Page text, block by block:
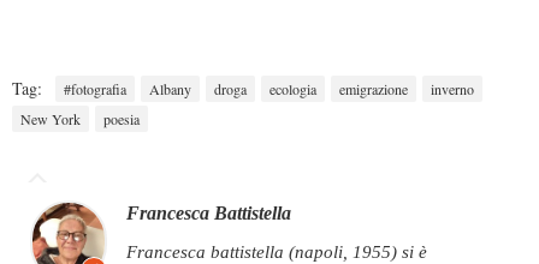
Tag: #fotografia Albany droga ecologia emigrazione
inverno
New York
poesia
Francesca Battistella
francesca battistella (napoli, 1955) si è